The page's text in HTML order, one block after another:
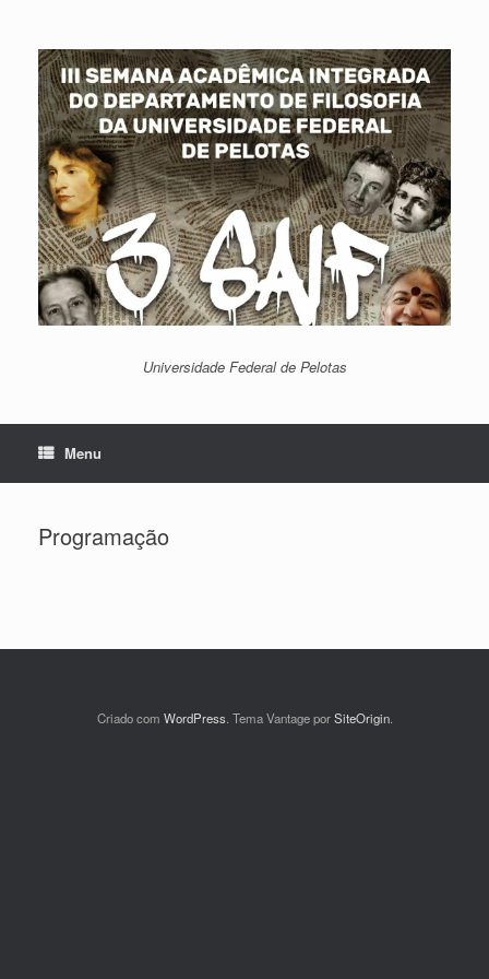
content
Universidade Federal de Pelotas
Menu
Programação
Criado com WordPress. Tema Vantage porSiteOrigin.